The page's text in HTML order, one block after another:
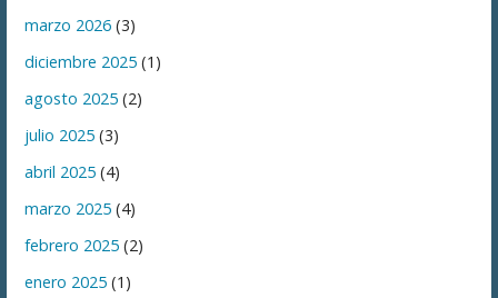
marzo 2026 (3)
diciembre 2025 (1)
agosto 2025 (2)
julio 2025 (3)
abril 2025 (4)
marzo 2025 (4)
febrero 2025 (2)
enero 2025 (1)